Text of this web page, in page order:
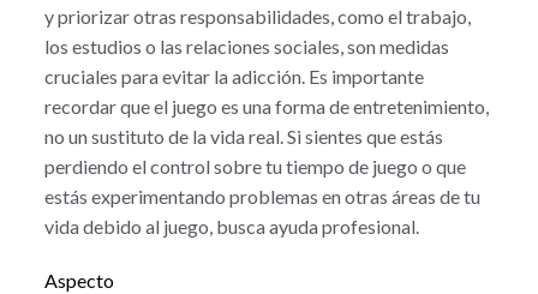
y priorizar otras responsabilidades, como el trabajo,
los estudios o las relaciones sociales, son medidas
cruciales para evitar la adicción. Es importante
recordar que el juego es una forma de entretenimiento,
no un sustituto de la vida real. Si sientes que estás
perdiendo el control sobre tu tiempo de juego o que
estás experimentando problemas en otras áreas de tu
vida debido al juego, busca ayuda profesional.
Aspecto